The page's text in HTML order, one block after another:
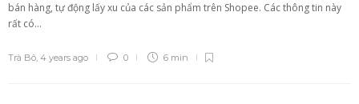
bán hàng, tự động lấy xu của các sản phẩm trên Shopee. Các thông tin này
rất có...
Trà Bô, 4 years ago 0 6 min